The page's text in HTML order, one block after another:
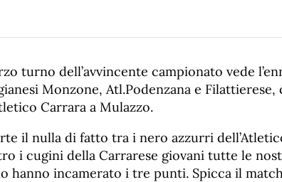
turno dell’avvincente campionato vede
Monzone, Atl.Podenzana e
Carrara a Mulazzo.
il nulla di fatto tra i nero azzurri
i cugini della Carrarese giovani tutte le
hanno incamerato i tre punti. Spicca il